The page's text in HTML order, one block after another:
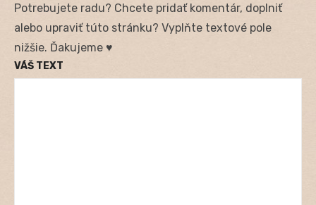
Potrebujete radu? Chcete pridať komentár, doplniť
alebo upraviť túto stránku? Vyplňte textové pole
nižšie. Ďakujeme ♥
VÁŠ TEXT